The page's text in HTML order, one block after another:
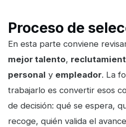
Proceso de
En esta parte conviene
mejor talento,
personal y empleador. La
trabajarlo es convertir esos
de decisión: qué se espera,
recoge, quién valida el